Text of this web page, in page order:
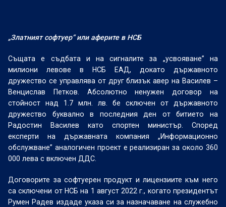
„Златният софтуер“ или аферите в НСБ
Същата е съдбата и на сигналите за „усвояване” на
милиони левове в НСБ ЕАД, докато държавното
дружество се управлява от друг близък авер на Василев –
Венцислав Петков. Абсолютно ненужен договор на
стойност над 1.7 млн. лв. бе сключен от държавното
дружество буквално в последния ден от битието на
Радостин Василев като спортен министър. Според
експерти на държавната компания „Информационно
обслужване” аналогичен проект е реализиран за около 360
000 лева с включен ДДС.
Договорите за софтуерен продукт и лицензиите към него
са сключени от НСБ на 1 август 2022 г., когато президентът
Румен Радев издаде указа си за назначаване на служебно